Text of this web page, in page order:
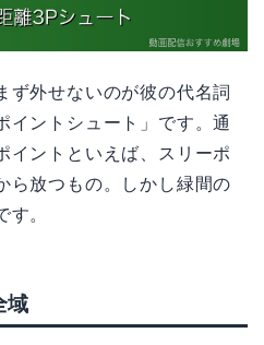
ず外せないのが彼の代名詞
イントシュート」です。通
イントといえば、スリーポ
ら放つもの。しかし緑間の
す。
域